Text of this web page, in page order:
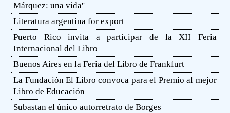
Márquez: una vida''
Literatura argentina for export
Puerto Rico invita a participar de la XII Feria
Internacional del Libro
Buenos Aires en la Feria del Libro de Frankfurt
La Fundación El Libro convoca para el Premio al mejor
Libro de Educación
Subastan el único autorretrato de Borges